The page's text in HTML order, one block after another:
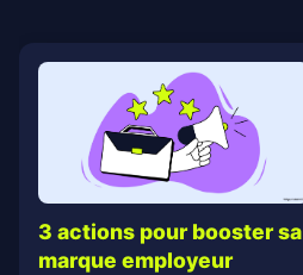
3 actions pour booster sa
marque employeur